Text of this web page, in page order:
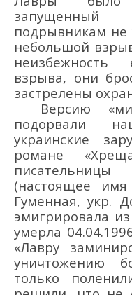
запущенный
подрывникам не
небольшой
неизбежность
взрыва, они
застрелены
Версию
подорвали
украинские
романе
(настоящее
Гуменная, укр.
эмигрировала
умерла
«Лавру
уничтожению
только